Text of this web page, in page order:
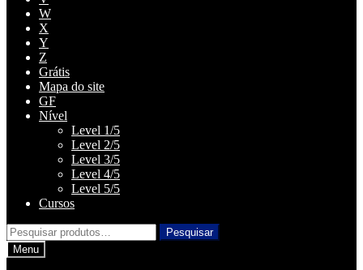
W
X
Y
Z
Grátis
Mapa do site
GF
Nível
Level 1/5
Level 2/5
Level 3/5
Level 4/5
Level 5/5
Cursos
Pesquisar
por:
Pesquisar
Menu